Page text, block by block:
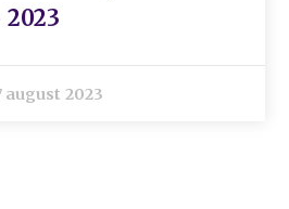
august 2023